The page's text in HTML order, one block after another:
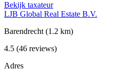
Bekijk taxateur
LJB Global Real Estate B.V.
Barendrecht (1.2 km)
4.5 (46 reviews)
Adres